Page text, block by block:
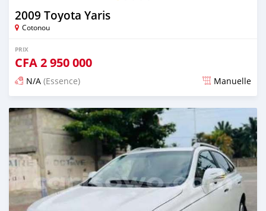
2009 Toyota Yaris
Cotonou
PRIX
CFA2 950 000
N/A (Essence) Manuelle
Publié il y a 4 jours